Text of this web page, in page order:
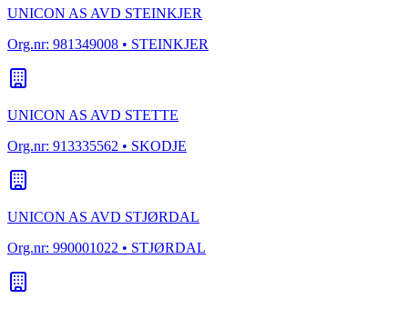
UNICON AS AVD STEINKJER
Org.nr: 981349008 • STEINKJER
UNICON AS AVD STETTE
Org.nr: 913335562 • SKODJE
UNICON AS AVD STJØRDAL
Org.nr: 990001022 • STJØRDAL